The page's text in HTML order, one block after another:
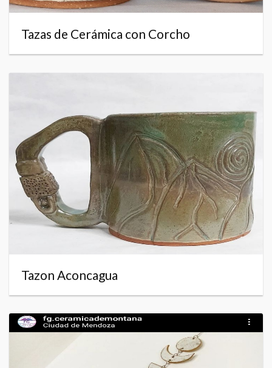
Tazas de Cerámica con Corcho
Tazon Aconcagua